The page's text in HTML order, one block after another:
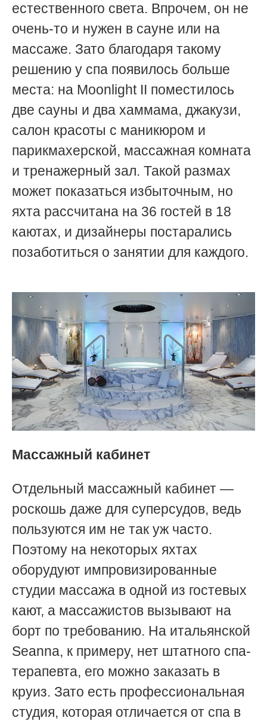
естественного света. Впрочем, он не
очень-то и нужен в сауне или на
массаже. Зато благодаря такому
решению у спа появилось больше
места: на Moonlight II поместилось
две сауны и два хаммама, джакузи,
салон красоты с маникюром и
парикмахерской, массажная комната
и тренажерный зал. Такой размах
может показаться избыточным, но
яхта рассчитана на 36 гостей в 18
каютах, и дизайнеры постарались
позаботиться о занятии для каждого.
Массажный кабинет
Отдельный массажный кабинет —
роскошь даже для суперсудов, ведь
пользуются им не так уж часто.
Поэтому на некоторых яхтах
оборудуют импровизированные
студии массажа в одной из гостевых
кают, а массажистов вызывают на
борт по требованию. На итальянской
Seanna, к примеру, нет штатного спа-
терапевта, его можно заказать в
круиз. Зато есть профессиональная
студия, которая отличается от спа в